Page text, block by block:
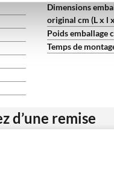
Dimensions
original cm (L x l
Poids emballage
Temps de
d’une remise